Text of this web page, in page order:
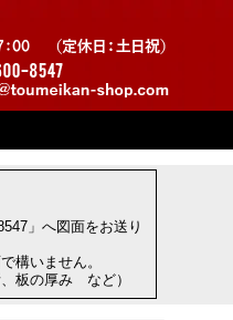
」へ図面をお送り
構いません。
板の厚み など）